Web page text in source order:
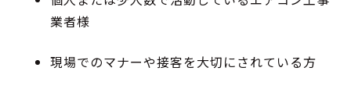
業者様
現場でのマナーや接客を大切にされている方